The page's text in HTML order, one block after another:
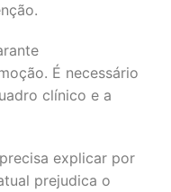
É necessário
clínico e a
explicar por
prejudica o